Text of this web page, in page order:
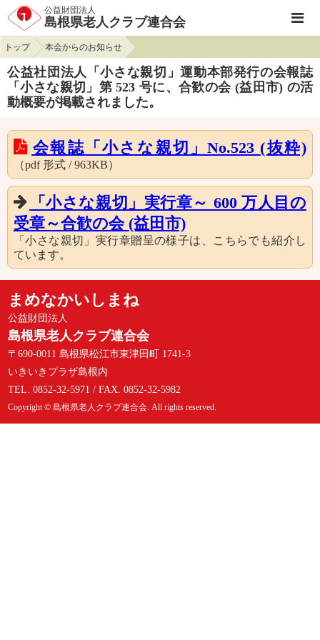
公益財団法人
島根県老人クラブ連合会
トップ 本会からのお知らせ
公益社団法人「小さな親切」運動本部発行の会報誌
「小さな親切」第 523 号に、合歓の会 (益田市) の活
動概要が掲載されました。
会報誌「小さな親切」No.523 (抜粋)
（pdf 形式 / 963KB）
「小さな親切」実行章～ 600 万人目の
受章～合歓の会 (益田市)
「小さな親切」実行章贈呈の様子は、こちらでも紹介し
ています。
まめなかいしまね
公益財団法人
島根県老人クラブ連合会
〒690-0011 島根県松江市東津田町 1741-3
いきいきプラザ島根内
TEL. 0852-32-5971 / FAX. 0852-32-5982
Copyright © 島根県老人クラブ連合会. All rights reserved.